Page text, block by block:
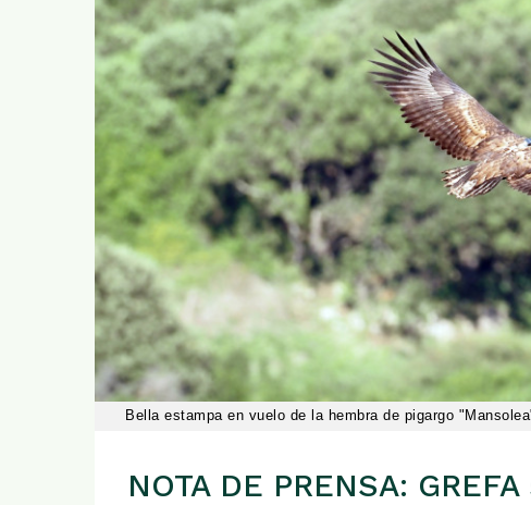
Bella estampa en vuelo de la hembra de pigargo
NOTA DE PRENSA: